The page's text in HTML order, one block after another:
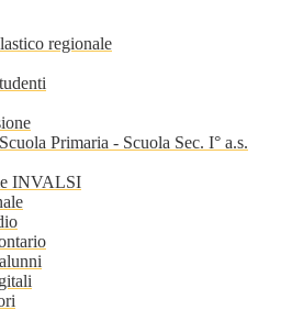
regionale
Primaria - Scuola Sec. I° a.s.
INVALSI